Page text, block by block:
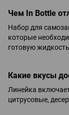
Чем In Bottle
Набор для
которые
готовую
Какие вкусы
Линейка
цитрусовые,